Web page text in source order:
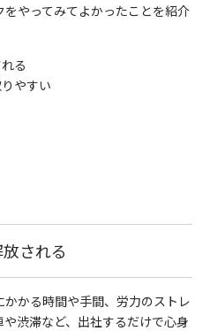
やってみてよかったことを紹介
る
やすい
される
かる時間や手間、労力のストレ
渋滞など、出社するだけで心身